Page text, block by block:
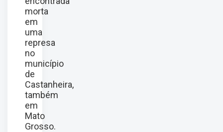
morta
em
uma
represa
no
município
de
Castanheira,
também
em
Mato
Grosso.